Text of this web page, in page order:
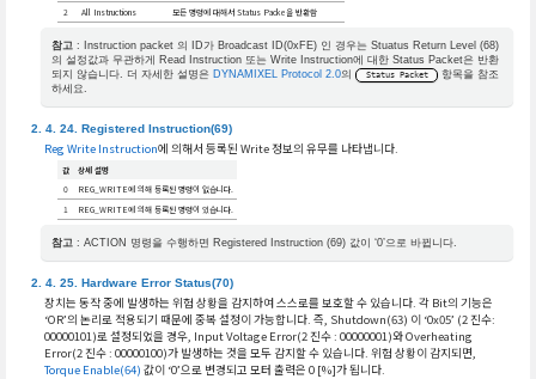
2 All Instructions 모든 명령에 대해서 Status Packe을 반환함
참고 : Instruction packet 의 ID가 Broadcast ID(0xFE) 인 경우는 Stuatus Return Level (68)
의 설정값과 무관하게 Read Instruction 또는 Write Instruction에 대한 Status Packet은 반환
되지 않습니다. 더 자세한 설명은 DYNAMIXEL Protocol 2.0의 Status Packet
항목을 참조
하세요.
Registered Instruction(69)
Reg Write Instruction에 의해서 등록된 Write 정보의 유무를 나타냅니다.
값
상세 설명
0
REG_WRITE에 의해 등록된 명령이 없습니다.
1
REG_WRITE에 의해 등록된 명령이 있습니다.
참고 : ACTION 명령을 수행하면 Registered Instruction (69) 값이 ‘0’으로 바뀝니다.
Hardware Error Status(70)
장치는 동작 중에 발생하는 위험 상황을 감지하여 스스로를 보호할 수 있습니다. 각 Bit의 기능은
‘OR’의 논리로 적용되기 때문에 중복 설정이 가능합니다. 즉, Shutdown(63) 이 ‘0x05’ (2 진수:
00000101)로 설정되었을 경우, Input Voltage Error(2 진수 : 00000001)와 Overheating
Error(2 진수 : 00000100)가 발생하는 것을 모두 감지할 수 있습니다. 위험 상황이 감지되면,
Torque Enable(64) 값이 ‘0’으로 변경되고 모터 출력은 0 [%]가 됩니다.